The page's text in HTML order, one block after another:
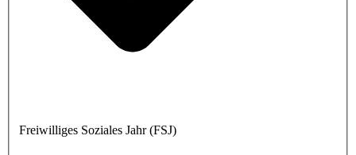
Freiwilliges Soziales Jahr (FSJ)